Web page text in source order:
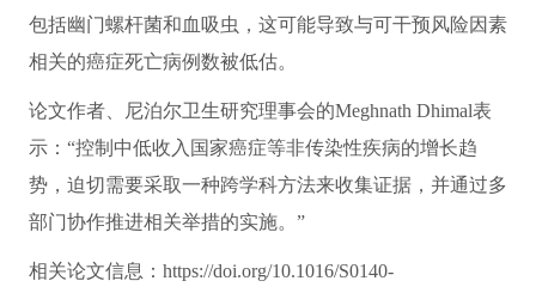
包括幽门螺杆菌和血吸虫，这可能导致与可干预风险因素
相关的癌症死亡病例数被低估。
论文作者、尼泊尔卫生研究理事会的Meghnath Dhimal表
示：“控制中低收入国家癌症等非传染性疾病的增长趋
势，迫切需要采取一种跨学科方法来收集证据，并通过多
部门协作推进相关举措的实施。”
相关论文信息：https://doi.org/10.1016/S0140-